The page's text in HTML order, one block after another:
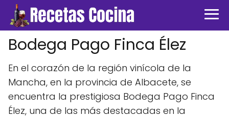
Bodega Pago Finca Élez
En el corazón de la región vinícola de la
Mancha, en la provincia de Albacete, se
encuentra la prestigiosa Bodega Pago Finca
Élez, una de las más destacadas en la